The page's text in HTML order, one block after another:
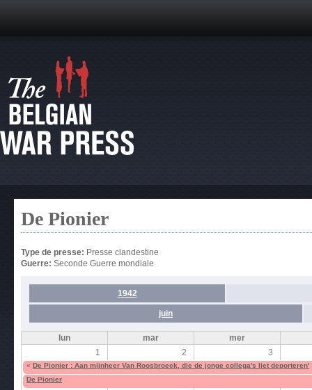
De Pionier
Type de presse: Presse clandestine
Guerre: Seconde Guerre mondiale
1942
juin
lun mar
mer
1
2 3
« De Pionier : Aan mijnheer Van Roosbroeck, die de jonge collega's liet deporteren'
De Pionier